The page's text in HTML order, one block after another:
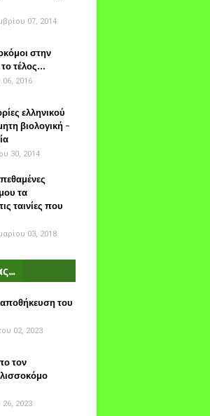
07, 2014
στην
τέλος...
06, 2016
ελληνικού
βιολογική -
30, 2014
τα
ταινίες που
03, 2018
του
02, 2023
τον
26, 2023